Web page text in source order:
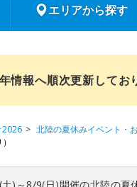
エリアから探す
情報へ順次更新してお
2026 北陸の夏休みイベント・